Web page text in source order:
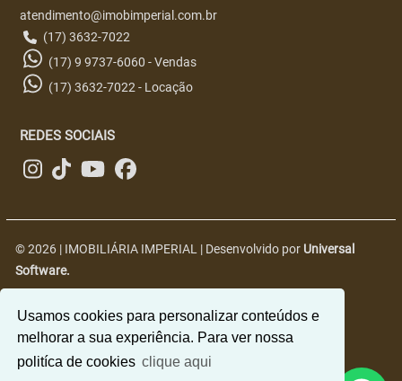
Usamos cookies para personalizar conteúdos e
melhorar a sua experiência. Para ver nossa
politíca de cookies clique aqui
atendimento@imobimperial.com.br
(17) 3632-7022
(17) 9 9737-6060 - Vendas
(17) 3632-7022 - Locação
REDES SOCIAIS
© 2026 | IMOBILIÁRIA IMPERIAL | Desenvolvido por Universal
Software.